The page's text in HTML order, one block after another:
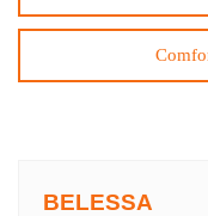
BELESSA